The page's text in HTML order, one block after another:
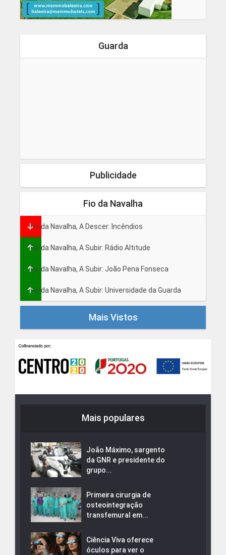
Guarda
Publicidade
Fio da Navalha
Fio da Navalha, A Descer: Incêndios
Fio da Navalha, A Subir: Rádio Altitude
Fio da Navalha, A Subir: João Pena Fonseca
Fio da Navalha, A Subir: Universidade da Guarda
Mais Vistos
Mais populares
João Máximo, sargento
da GNR e presidente do
grupo...
Primeira cirurgia de
osteointegração
transfemural em...
Ciência Viva oferece
óculos para ver o